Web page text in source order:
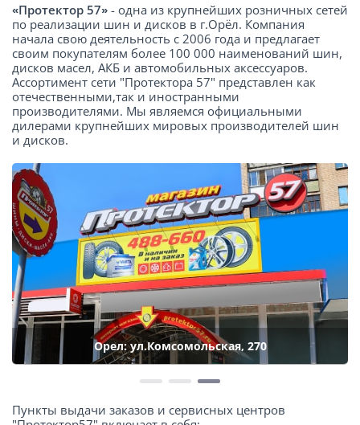
Орел: ул.Комсомольская, 270
«Протектор 57» - одна из крупнейших розничных сетей
по реализации шин и дисков в г.Орёл. Компания
начала свою деятельность с 2006 года и предлагает
своим покупателям более 100 000 наименований шин,
дисков масел, АКБ и автомобильных аксессуаров.
Ассортимент сети "Протектора 57" представлен как
отечественными,так и иностранными
производителями. Мы являемся официальными
дилерами крупнейших мировых производителей шин
и дисков.
Пункты выдачи заказов и сервисных центров